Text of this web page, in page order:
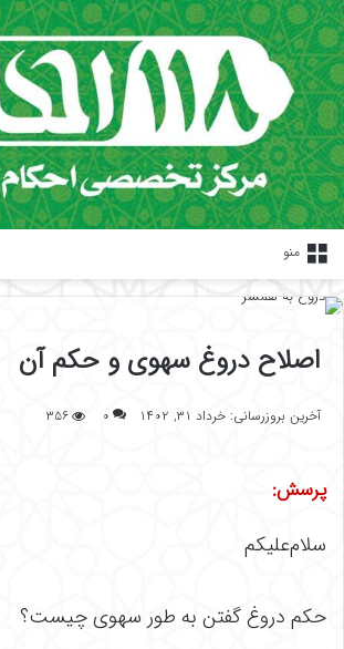
منو
اصلاح دروغ سهوى و حکم آن
آخرین بروزرسانی: خرداد ۳۱, ۱۴۰۲ ۰ ۳۵۶
پرسش:
سلام‌علیکم
حکم دروغ گفتن به طور سهوی چیست؟